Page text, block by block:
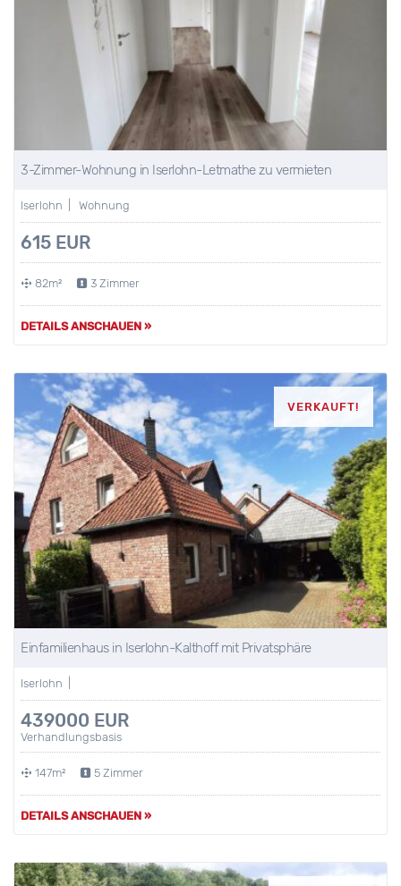
3-Zimmer-Wohnung in Iserlohn-Letmathe zu vermieten
Iserlohn | Wohnung
615 EUR
82m² 3 Zimmer
DETAILS ANSCHAUEN »
VERKAUFT!
Einfamilienhaus in Iserlohn-Kalthoff mit Privatsphäre
Iserlohn |
439000 EUR
Verhandlungsbasis
147m² 5 Zimmer
DETAILS ANSCHAUEN »